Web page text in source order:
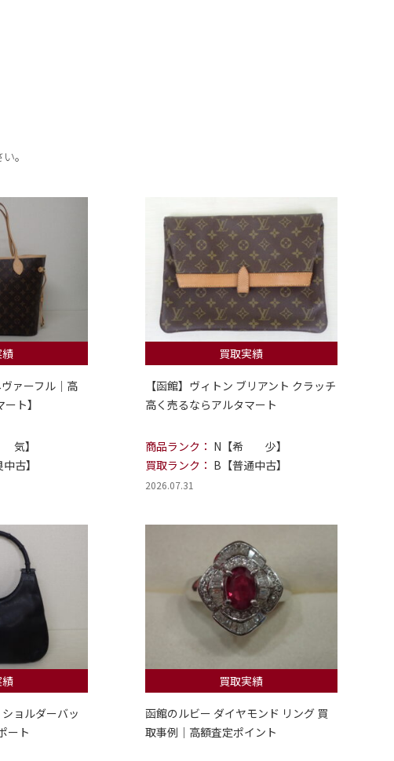
。
績
ァーフル｜高
ト】
】
古】
買取実績
【函館】ヴィトン ブリアント クラッチ
高く売るならアルタマート
商品ランク： N【希 少】
買取ランク： B【普通中古】
2026.07.31
績
ョルダーバッ
ート
買取実績
函館のルビー ダイヤモンド リング 買
取事例｜高額査定ポイント